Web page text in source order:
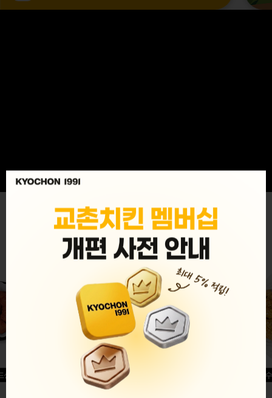
MENU
글윙
반반순살[레드+허니]
허니옥